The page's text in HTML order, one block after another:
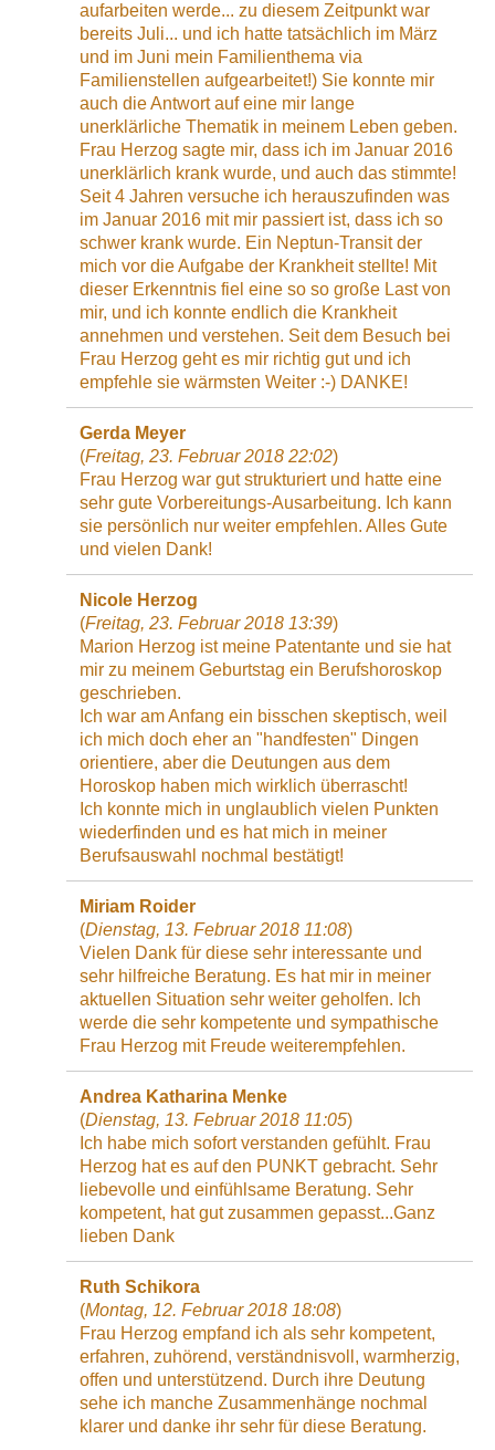
aufarbeiten werde... zu diesem Zeitpunkt war
bereits Juli... und ich hatte tatsächlich im März
und im Juni mein Familienthema via
Familienstellen aufgearbeitet!) Sie konnte mir
auch die Antwort auf eine mir lange
unerklärliche Thematik in meinem Leben geben.
Frau Herzog sagte mir, dass ich im Januar 2016
unerklärlich krank wurde, und auch das stimmte!
Seit 4 Jahren versuche ich herauszufinden was
im Januar 2016 mit mir passiert ist, dass ich so
schwer krank wurde. Ein Neptun-Transit der
mich vor die Aufgabe der Krankheit stellte! Mit
dieser Erkenntnis fiel eine so so große Last von
mir, und ich konnte endlich die Krankheit
annehmen und verstehen. Seit dem Besuch bei
Frau Herzog geht es mir richtig gut und ich
empfehle sie wärmsten Weiter :-) DANKE!
Gerda Meyer
(Freitag, 23. Februar 2018 22:02)
Frau Herzog war gut strukturiert und hatte eine
sehr gute Vorbereitungs-Ausarbeitung. Ich kann
sie persönlich nur weiter empfehlen. Alles Gute
und vielen Dank!
Nicole Herzog
(Freitag, 23. Februar 2018 13:39)
Marion Herzog ist meine Patentante und sie hat
mir zu meinem Geburtstag ein Berufshoroskop
geschrieben.
Ich war am Anfang ein bisschen skeptisch, weil
ich mich doch eher an "handfesten" Dingen
orientiere, aber die Deutungen aus dem
Horoskop haben mich wirklich überrascht!
Ich konnte mich in unglaublich vielen Punkten
wiederfinden und es hat mich in meiner
Berufsauswahl nochmal bestätigt!
Miriam Roider
(Dienstag, 13. Februar 2018 11:08)
Vielen Dank für diese sehr interessante und
sehr hilfreiche Beratung. Es hat mir in meiner
aktuellen Situation sehr weiter geholfen. Ich
werde die sehr kompetente und sympathische
Frau Herzog mit Freude weiterempfehlen.
Andrea Katharina Menke
(Dienstag, 13. Februar 2018 11:05)
Ich habe mich sofort verstanden gefühlt. Frau
Herzog hat es auf den PUNKT gebracht. Sehr
liebevolle und einfühlsame Beratung. Sehr
kompetent, hat gut zusammen gepasst...Ganz
lieben Dank
Ruth Schikora
(Montag, 12. Februar 2018 18:08)
Frau Herzog empfand ich als sehr kompetent,
erfahren, zuhörend, verständnisvoll, warmherzig,
offen und unterstützend. Durch ihre Deutung
sehe ich manche Zusammenhänge nochmal
klarer und danke ihr sehr für diese Beratung.